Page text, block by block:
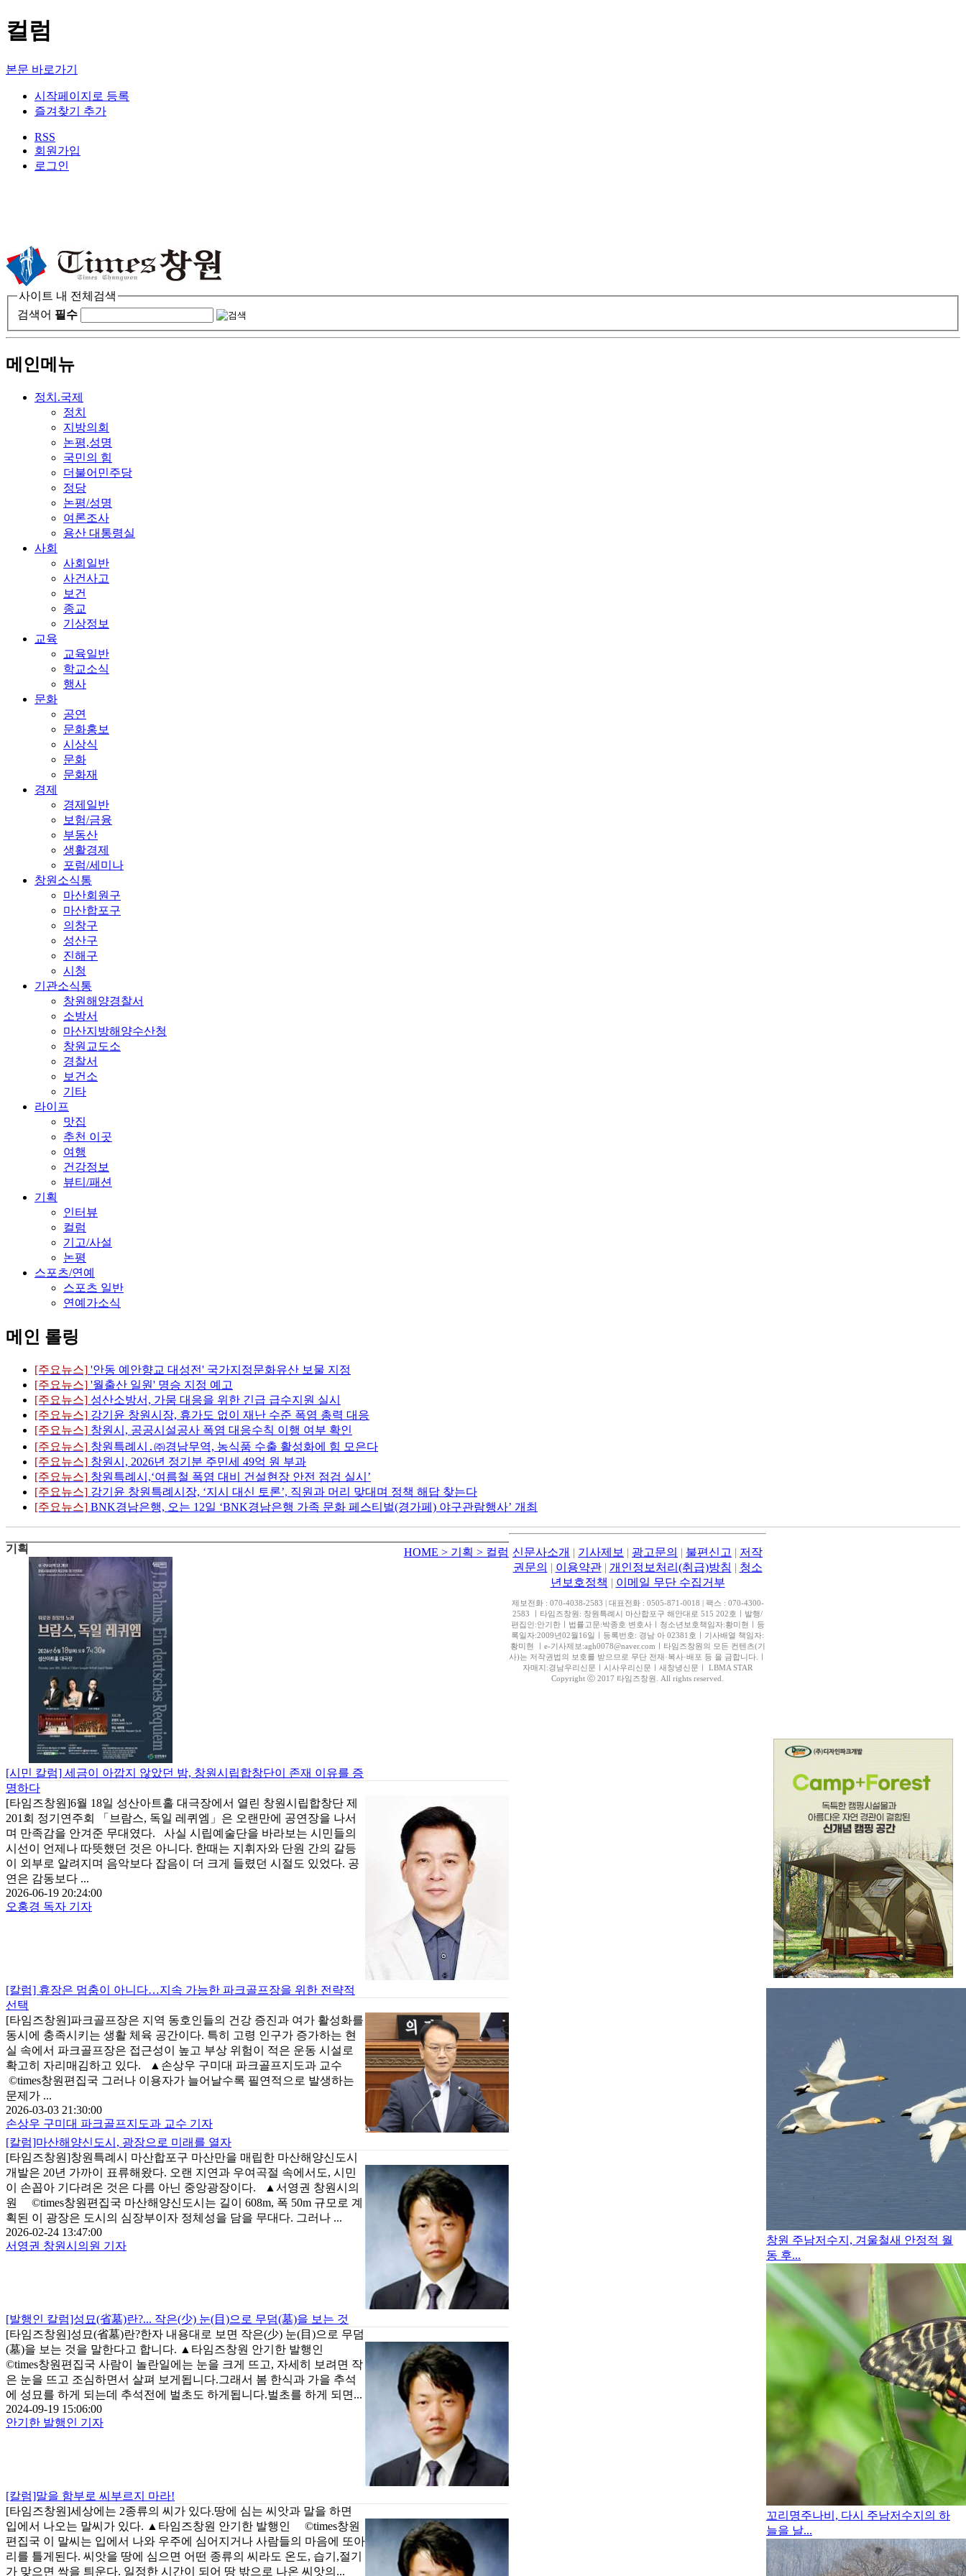
컬럼
본문 바로가기
시작페이지로 등록
즐겨찾기 추가
RSS
회원가입
로그인
사이트 내 전체검색
검색어 필수
메인메뉴
정치.국제
정치
지방의회
논평,성명
국민의 힘
더불어민주당
정당
논평/성명
여론조사
용산 대통령실
사회
사회일반
사건사고
보건
종교
기상정보
교육
교육일반
학교소식
행사
문화
공연
문화홍보
시상식
문화
문화재
경제
경제일반
보험/금융
부동산
생활경제
포럼/세미나
창원소식통
마산회원구
마산합포구
의창구
성산구
진해구
시청
기관소식통
창원해양경찰서
소방서
마산지방해양수산청
창원교도소
경찰서
보건소
기타
라이프
맛집
추천 이곳
여행
건강정보
뷰티/패션
기획
인터뷰
컬럼
기고/사설
논평
스포츠/연예
스포츠 일반
연예가소식
메인 롤링
[주요뉴스] '안동 예안향교 대성전' 국가지정문화유산 보물 지정
[주요뉴스] '월출산 일원' 명승 지정 예고
[주요뉴스] 성산소방서, 가뭄 대응을 위한 긴급 급수지원 실시
[주요뉴스] 강기윤 창원시장, 휴가도 없이 재난 수준 폭염 총력 대응
[주요뉴스] 창원시, 공공시설공사 폭염 대응수칙 이행 여부 확인
[주요뉴스] 창원특례시․㈜경남무역, 농식품 수출 활성화에 힘 모은다
[주요뉴스] 창원시, 2026년 정기분 주민세 49억 원 부과
[주요뉴스] 창원특례시,‘여름철 폭염 대비 건설현장 안전 점검 실시’
[주요뉴스] 강기윤 창원특례시장, ‘지시 대신 토론’, 직원과 머리 맞대며 정책 해답 찾는다
[주요뉴스] BNK경남은행, 오는 12일 ‘BNK경남은행 가족 문화 페스티벌(경가페) 야구관람행사’ 개최
기획 HOME > 기획 > 컬럼
[시민 칼럼] 세금이 아깝지 않았던 밤, 창원시립합창단이 존재 이유를 증
명하다
[타임즈창원]6월 18일 성산아트홀 대극장에서 열린 창원시립합창단 제
201회 정기연주회 「브람스, 독일 레퀴엠」은 오랜만에 공연장을 나서
며 만족감을 안겨준 무대였다. 사실 시립예술단을 바라보는 시민들의
시선이 언제나 따뜻했던 것은 아니다. 한때는 지휘자와 단원 간의 갈등
이 외부로 알려지며 음악보다 잡음이 더 크게 들렸던 시절도 있었다. 공
연은 감동보다 ...
2026-06-19 20:24:00
오홍경 독자 기자
[칼럼] 휴장은 멈춤이 아니다…지속 가능한 파크골프장을 위한 전략적
선택
[타임즈창원]파크골프장은 지역 동호인들의 건강 증진과 여가 활성화를
동시에 충족시키는 생활 체육 공간이다. 특히 고령 인구가 증가하는 현
실 속에서 파크골프장은 접근성이 높고 부상 위험이 적은 운동 시설로
확고히 자리매김하고 있다. ▲손상우 구미대 파크골프지도과 교수
©times창원편집국 그러나 이용자가 늘어날수록 필연적으로 발생하는
문제가 ...
2026-03-03 21:30:00
손상우 구미대 파크골프지도과 교수 기자
[칼럼]마산해양신도시, 광장으로 미래를 열자
[타임즈창원]창원특례시 마산합포구 마산만을 매립한 마산해양신도시
개발은 20년 가까이 표류해왔다. 오랜 지연과 우여곡절 속에서도, 시민
이 손꼽아 기다려온 것은 다름 아닌 중앙광장이다. ▲서영권 창원시의
원 ©times창원편집국 마산해양신도시는 길이 608m, 폭 50m 규모로 계
획된 이 광장은 도시의 심장부이자 정체성을 담을 무대다. 그러나 ...
2026-02-24 13:47:00
서영권 창원시의원 기자
[발행인 칼럼]성묘(省墓)란?... 작은(少) 눈(目)으로 무덤(墓)을 보는 것
[타임즈창원]성묘(省墓)란?한자 내용대로 보면 작은(少) 눈(目)으로 무덤
(墓)을 보는 것을 말한다고 합니다. ▲타임즈창원 안기한 발행인
©times창원편집국 사람이 놀란일에는 눈을 크게 뜨고, 자세히 보려면 작
은 눈을 뜨고 조심하면서 살펴 보게됩니다.그래서 봄 한식과 가을 추석
에 성묘를 하게 되는데 추석전에 벌초도 하게됩니다.벌초를 하게 되면...
2024-09-19 15:06:00
안기한 발행인 기자
[칼럼]말을 함부로 씨부르지 마라!
[타임즈창원]세상에는 2종류의 씨가 있다.땅에 심는 씨앗과 말을 하면
입에서 나오는 말씨가 있다. ▲타임즈창원 안기한 발행인 ©times창원
편집국 이 말씨는 입에서 나와 우주에 심어지거나 사람들의 마음에 또아
리를 틀게된다. 씨앗을 땅에 심으면 어떤 종류의 씨라도 온도, 습기,절기
가 맞으면 싹을 틔운다. 일정한 시간이 되어 땅 밖으로 나온 씨앗의...
창원 주남저수지, 겨울철새 안정적 월
동 후...
꼬리명주나비, 다시 주남저수지의 하
늘을 날...
신문사소개 | 기사제보 | 광고문의 | 불편신고 | 저작
권문의 | 이용약관| 개인정보처리(취급)방침 | 청소
년보호정책 | 이메일 무단 수집거부
제보전화 : 070-4038-2583 | 대표전화 : 0505-871-0018 | 팩스 : 070-4300-
2583 ㅣ타임즈창원: 창원특례시 마산합포구 해안대로 515 202호ㅣ발행/
편집인:안기한ㅣ법률고문:박종호 변호사ㅣ청소년보호책임자:황미현ㅣ등
록일자:2009년02월16일ㅣ등록번호: 경남 아 02381호ㅣ기사배열 책임자:
황미현 ㅣe-기사제보:agh0078@naver.comㅣ타임즈창원의 모든 컨텐츠(기
사)는 저작권법의 보호를 받으므로 무단 전재·복사·배포 등 을 금합니다.ㅣ
자매지:경남우리신문ㅣ시사우리신문ㅣ새창녕신문ㅣ LBMA STAR
Copyright ⓒ 2017 타임즈창원. All rights reserved.